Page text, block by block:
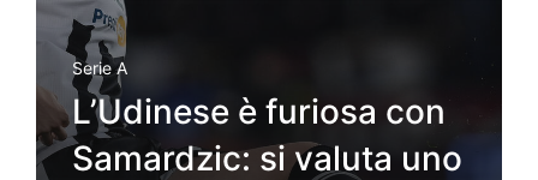
Serie A
L’Udinese è furiosa con
Samardzic: si valuta uno